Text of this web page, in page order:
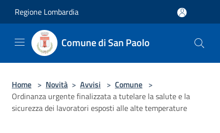
Regione Lombardia
Comune di San Paolo
Home > Novità > Avvisi > Comune >
Ordinanza urgente finalizzata a tutelare la salute e la
sicurezza dei lavoratori esposti alle alte temperature